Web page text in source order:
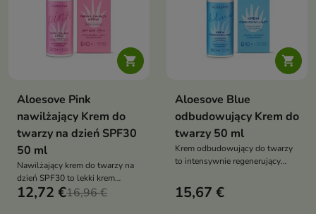

Aloesove Pink
nawilżający Krem do
twarzy na dzień SPF30
50 ml
Nawilżający krem do twarzy na
dzień SPF30 to lekki krem
ochronny, który zapewnia
12,72 €16,96 €

Aloesove Blue
odbudowujący Krem do
twarzy 50 ml
Krem odbudowujący do twarzy
to intensywnie regenerujący
pielęgnacji skóry suchej,
odwodnionej oraz z zaburzoną
15,67 €